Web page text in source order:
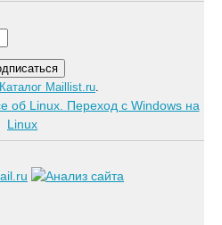
Каталог Maillist.ru.